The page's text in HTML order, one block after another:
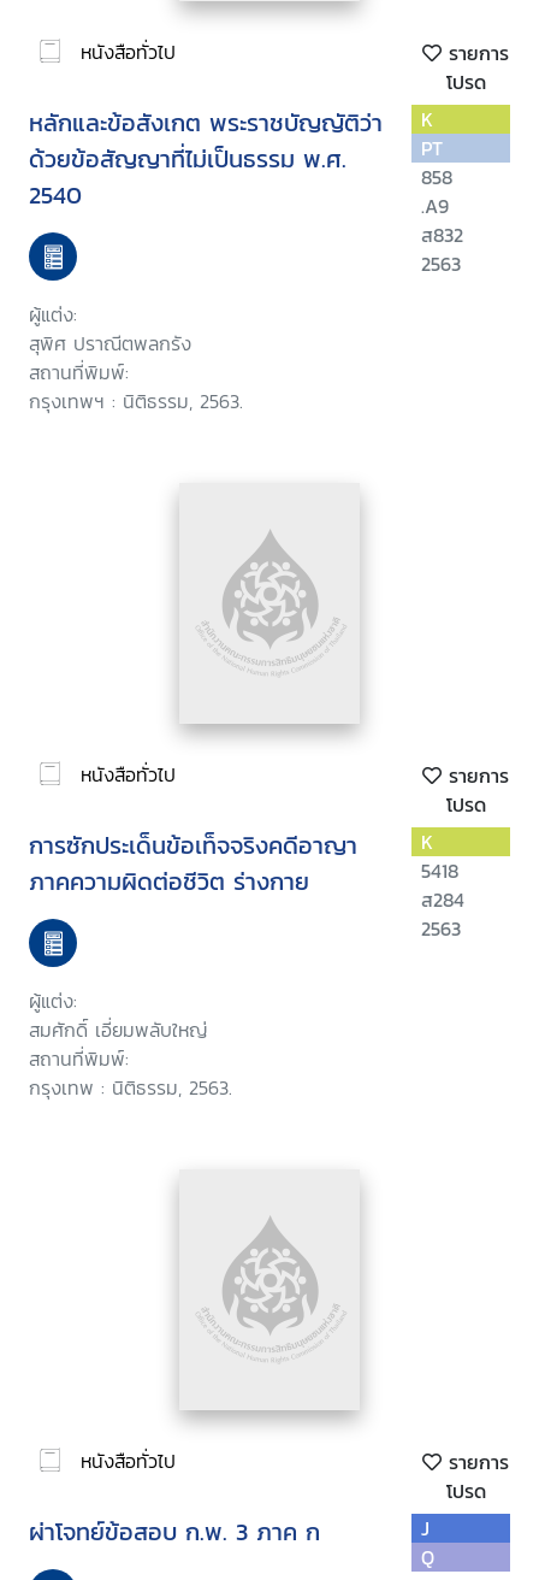
หนังสือทั่วไป
รายการ
โปรด
หลักและข้อสังเกต พระราชบัญญัติว่า
ด้วยข้อสัญญาที่ไม่เป็นธรรม พ.ศ.
2540
ผู้แต่ง:
สุพิศ ปราณีตพลกรัง
สถานที่พิมพ์:
กรุงเทพฯ : นิติธรรม, 2563.
K
PT
858
.A9
ส832
2563
หนังสือทั่วไป
รายการ
โปรด
การซักประเด็นข้อเท็จจริงคดีอาญา
ภาคความผิดต่อชีวิต ร่างกาย
ผู้แต่ง:
สมศักดิ์ เอี่ยมพลับใหญ่
สถานที่พิมพ์:
กรุงเทพ : นิติธรรม, 2563.
K
5418
ส284
2563
หนังสือทั่วไป
รายการ
โปรด
ผ่าโจทย์ข้อสอบ ก.พ. 3 ภาค ก
J
Q